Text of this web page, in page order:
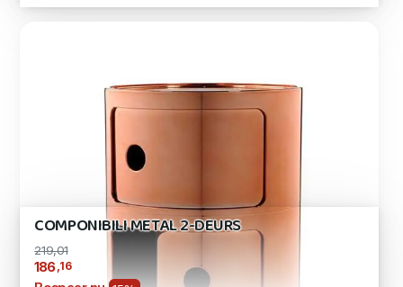
COMPONIBILI METAL 2-DEURS
219,01
186,16